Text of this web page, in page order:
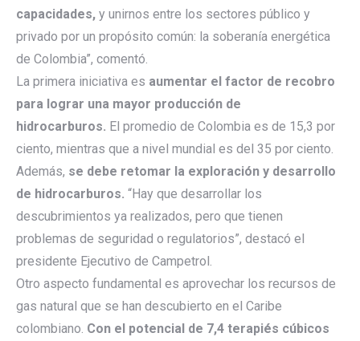
capacidades, y unirnos entre los sectores público y
privado por un propósito común: la soberanía energética
de Colombia”, comentó.
La primera iniciativa es aumentar el factor de recobro
para lograr una mayor producción de
hidrocarburos. El promedio de Colombia es de 15,3 por
ciento, mientras que a nivel mundial es del 35 por ciento.
Además, se debe retomar la exploración y desarrollo
de hidrocarburos. “Hay que desarrollar los
descubrimientos ya realizados, pero que tienen
problemas de seguridad o regulatorios”, destacó el
presidente Ejecutivo de Campetrol.
Otro aspecto fundamental es aprovechar los recursos de
gas natural que se han descubierto en el Caribe
colombiano. Con el potencial de 7,4 terapiés cúbicos